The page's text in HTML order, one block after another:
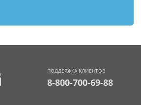
ПОДДЕРЖКА КЛИЕНТОВ
8-800-700-69-88